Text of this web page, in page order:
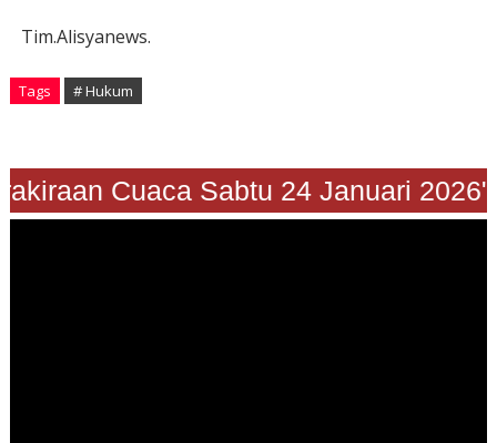
Tim.Alisyanews.
Tags # Hukum
Cuaca Sabtu 24 Januari